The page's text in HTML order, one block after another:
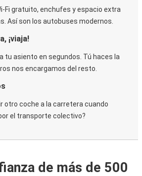
Fi gratuito, enchufes y espacio extra
Así son los autobuses modernos.
¡viaja!
tu asiento en segundos. Tú haces la
nos encargamos del resto.
otro coche a la carretera cuando
el transporte colectivo?
de más de 500